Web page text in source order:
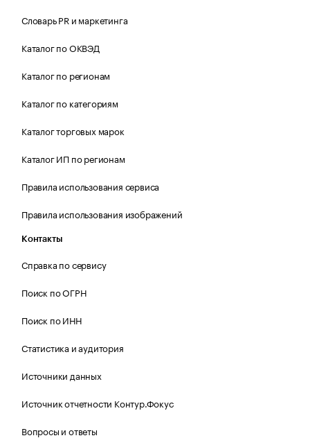
Словарь PR и маркетинга
Каталог по ОКВЭД
Каталог по регионам
Каталог по категориям
Каталог торговых марок
Каталог ИП по регионам
Правила использования сервиса
Правила использования изображений
Контакты
Справка по сервису
Поиск по ОГРН
Поиск по ИНН
Статистика и аудитория
Источники данных
Источник отчетности Контур.Фокус
Вопросы и ответы